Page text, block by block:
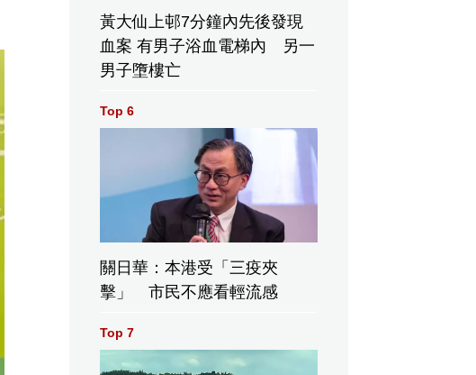
黃大仙上邨7分鐘內先後發現
血案 有男子浴血電梯內 另一
男子墮樓亡
Top 6
關日華：本港受「三疫夾
擊」 市民不應看輕流感
Top 7